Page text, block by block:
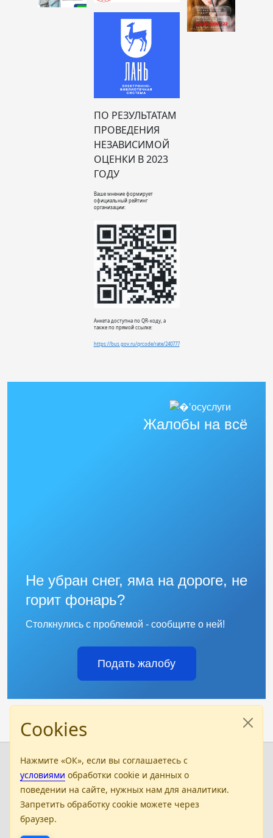
ПО РЕЗУЛЬТАТАМ
ПРОВЕДЕНИЯ
НЕЗАВИСИМОЙ
ОЦЕНКИ В 2023
ГОДУ
Ваше мнение формирует
официальный рейтинг
организации:
Анкета доступна по QR-коду, а
также по прямой ссылке:
https://bus.gov.ru/qrcode/rate/240777
Жалобы на всё
Не убран снег, яма на дороге, не
горит фонарь?
Столкнулись с проблемой - сообщите о ней!
Подать жалобу
Бюджетное профессиональное
образовательное учреждение
РК "Калмыцкий медицинский колледж им. Т.
Хахлыновой"
358000 Республика Калмыкия, г.Элиста, ул. Ленина,
Cookies
Нажмите «ОК», если вы соглашаетесь с
условиями обработки cookie и данных о
поведении на сайте, нужных нам для аналитики.
Запретить обработку cookie можете через
браузер.